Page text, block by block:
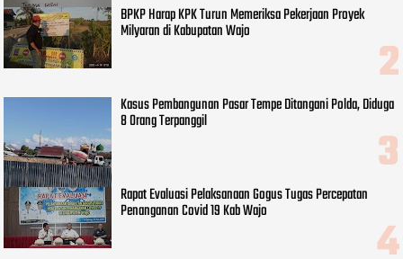
BPKP Harap KPK Turun Memeriksa Pekerjaan Proyek
Milyaran di Kabupatan Wajo
Kasus Pembangunan Pasar Tempe Ditangani Polda, Diduga
8 Orang Terpanggil
Rapat Evaluasi Pelaksanaan Gogus Tugas Percepatan
Penanganan Covid 19 Kab Wajo